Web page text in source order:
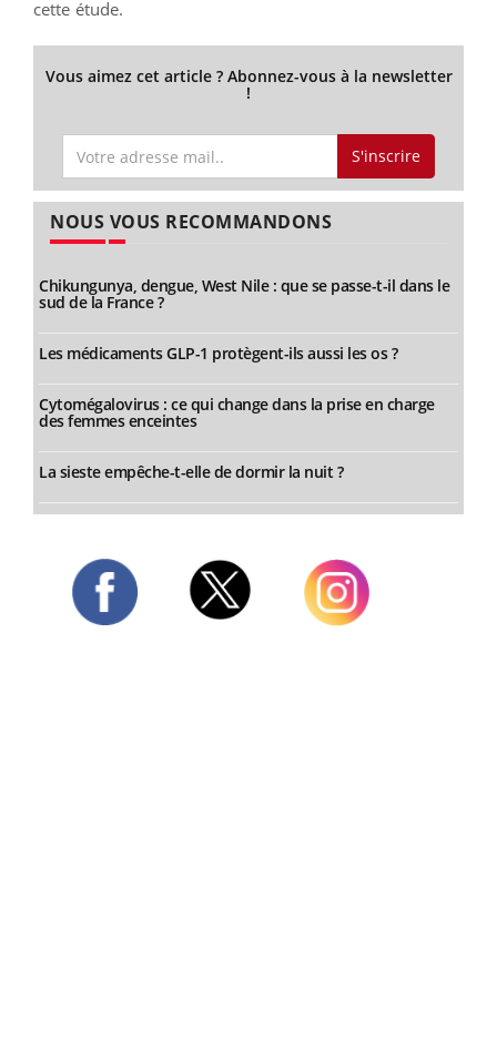
cette étude.
Vous aimez cet article ? Abonnez-vous à la newsletter
!
S'inscrire
NOUS VOUS RECOMMANDONS
Chikungunya, dengue, West Nile : que se passe-t-il dans le
sud de la France ?
Les médicaments GLP-1 protègent-ils aussi les os ?
Cytomégalovirus : ce qui change dans la prise en charge
des femmes enceintes
La sieste empêche-t-elle de dormir la nuit ?